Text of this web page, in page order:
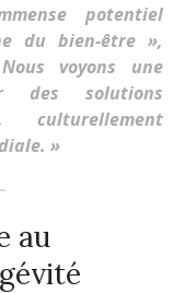
potentiel
du bien-être »,
voyons une
des solutions
culturellement
»
au